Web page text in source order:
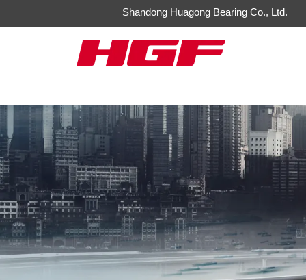
Shandong Huagong Bearing Co., Ltd.